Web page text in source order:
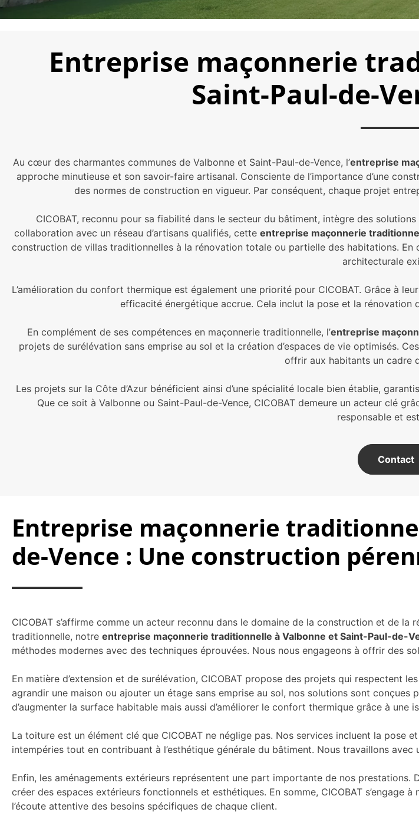
Entreprise maçonnerie
Saint-Paul-de-
Au cœur des charmantes communes de Valbonne et Saint-Paul-de-Vence, l’entreprise
approche minutieuse et son savoir-faire artisanal. Consciente de l’importance d’une
des normes de construction en vigueur. Par conséquent, chaque projet
CICOBAT, reconnu pour sa fiabilité dans le secteur du bâtiment, intègre des
collaboration avec un réseau d’artisans qualifiés, cette entreprise maçonnerie
construction de villas traditionnelles à la rénovation totale ou partielle des habitations.
architecturale
L’amélioration du confort thermique est également une priorité pour CICOBAT. Grâce à
efficacité énergétique accrue. Cela inclut la pose et la rénovation
En complément de ses compétences en maçonnerie traditionnelle, l’entreprise
projets de surélévation sans emprise au sol et la création d’espaces de vie optimisés.
offrir aux habitants un cadre
Les projets sur la Côte d’Azur bénéficient ainsi d’une spécialité locale bien établie,
Que ce soit à Valbonne ou Saint-Paul-de-Vence, CICOBAT demeure un acteur clé
responsable et
Contact
Entreprise maçonnerie
de-Vence : Une construction
CICOBAT s’affirme comme un acteur reconnu dans le domaine de la construction et de
traditionnelle, notre entreprise maçonnerie traditionnelle à Valbonne et Saint-Paul-de-
méthodes modernes avec des techniques éprouvées. Nous nous engageons à offrir des
En matière d’extension et de surélévation, CICOBAT propose des projets qui respectent
agrandir une maison ou ajouter un étage sans emprise au sol, nos solutions sont
d’augmenter la surface habitable mais aussi d’améliorer le confort thermique grâce à une
La toiture est un élément clé que CICOBAT ne néglige pas. Nos services incluent la pose
intempéries tout en contribuant à l’esthétique générale du bâtiment. Nous travaillons
Enfin, les aménagements extérieurs représentent une part importante de nos
créer des espaces extérieurs fonctionnels et esthétiques. En somme, CICOBAT
l’écoute attentive des besoins spécifiques de chaque client.